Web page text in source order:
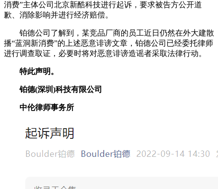
消费”主体公司北京新酷科技进行起诉，要求被告方公开道
歉、消除影响并进行经济赔偿。
铂德公司了解到，某竞品厂商的员工近日仍然在外大建散
播“蓝洞新消费”的上述恶意诽谤文章，铂德公司已经委托律师
进行调查取证，必要时将对恶意诽谤造谣者采取法律行动。
特此声明。
铂德(深圳)科技有限公司
中伦律师事务所